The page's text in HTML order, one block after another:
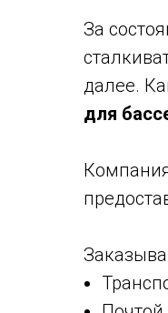
За
далее.
для